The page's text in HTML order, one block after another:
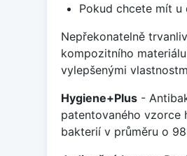
Pokud chcete mít u
Nepřekonatelně
kompozitního
vylepšenými
Hygiene+Plus -
patentovaného vzorce
bakterií v průměru o